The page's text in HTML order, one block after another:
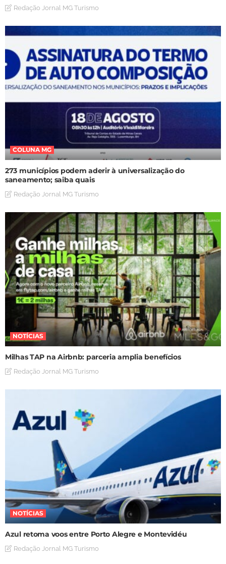
Redação Jornal MG Turismo
COLUNA MG
273 municípios podem aderir à universalização do
saneamento; saiba quais
Redação Jornal MG Turismo
NOTÍCIAS
Milhas TAP na Airbnb: parceria amplia benefícios
Redação Jornal MG Turismo
NOTÍCIAS
Azul retoma voos entre Porto Alegre e Montevidéu
Redação Jornal MG Turismo